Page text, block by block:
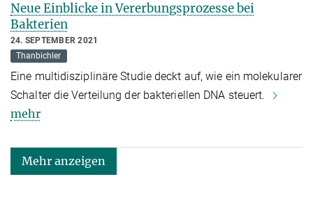
Neue Einblicke in Vererbungsprozesse bei
Bakterien
24. SEPTEMBER 2021
Thanbichler
Eine multidisziplinäre Studie deckt auf, wie ein molekularer
Schalter die Verteilung der bakteriellen DNA steuert.
mehr
Mehr anzeigen